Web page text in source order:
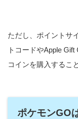
ただし、ポイントサ
トコードやApple
コインを購入するこ
ポケモンGO